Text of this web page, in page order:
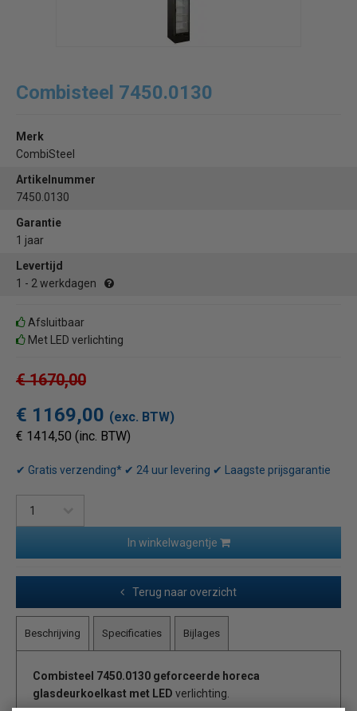
Combisteel 7450.0130
Merk
CombiSteel
Artikelnummer
7450.0130
Garantie
1 jaar
Levertijd
1 - 2 werkdagen
Afsluitbaar
Met LED verlichting
€ 1670,00
€ 1169,00 (exc. BTW)
€ 1414,50 (inc. BTW)
✔ Gratis verzending* ✔ 24 uur levering ✔ Laagste prijsgarantie
In winkelwagentje
Terug naar overzicht
Beschrijving Specificaties Bijlages
Combisteel 7450.0130 geforceerde horeca
glasdeurkoelkast met LED verlichting.